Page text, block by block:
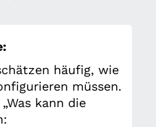
häufig, wie
müssen.
kann die